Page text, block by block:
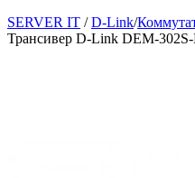
SERVER IT / D-Link/
Трансивер D-Link DEM-